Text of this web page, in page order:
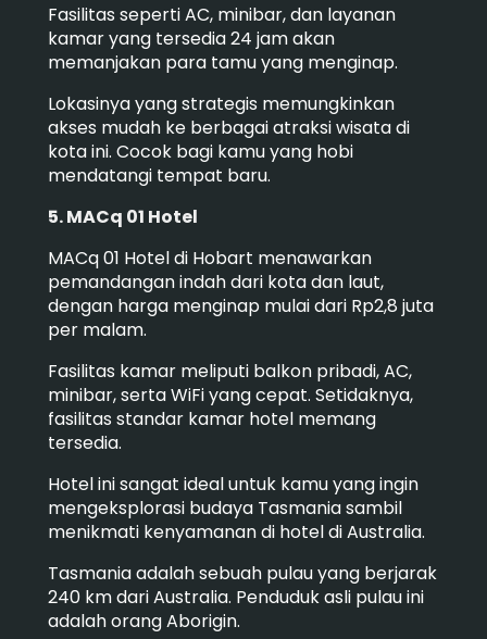
Fasilitas seperti AC, minibar, dan layanan
kamar yang tersedia 24 jam akan
memanjakan para tamu yang menginap.
Lokasinya yang strategis memungkinkan
akses mudah ke berbagai atraksi wisata di
kota ini. Cocok bagi kamu yang hobi
mendatangi tempat baru.
5. MACq 01 Hotel
MACq 01 Hotel di Hobart menawarkan
pemandangan indah dari kota dan laut,
dengan harga menginap mulai dari Rp2,8 juta
per malam.
Fasilitas kamar meliputi balkon pribadi, AC,
minibar, serta WiFi yang cepat. Setidaknya,
fasilitas standar kamar hotel memang
tersedia.
Hotel ini sangat ideal untuk kamu yang ingin
mengeksplorasi budaya Tasmania sambil
menikmati kenyamanan di hotel di Australia.
Tasmania adalah sebuah pulau yang berjarak
240 km dari Australia. Penduduk asli pulau ini
adalah orang Aborigin.